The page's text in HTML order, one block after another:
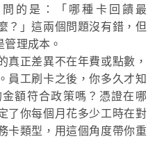
的是：「哪種卡回饋最
？」這兩個問題沒有錯，但
理成本。
真正差異不在年費或點數，
員工刷卡之後，你多久才知
額符合政策嗎？憑證在哪
了你每個月花多少工時在對
卡類型，用這個角度帶你重